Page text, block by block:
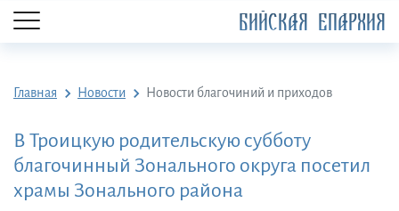
БИЙСКАЯ ЕПАРХИЯ
Главная Новости Новости благочиний и приходов
В Троицкую родительскую субботу
благочинный Зонального округа посетил
храмы Зонального района